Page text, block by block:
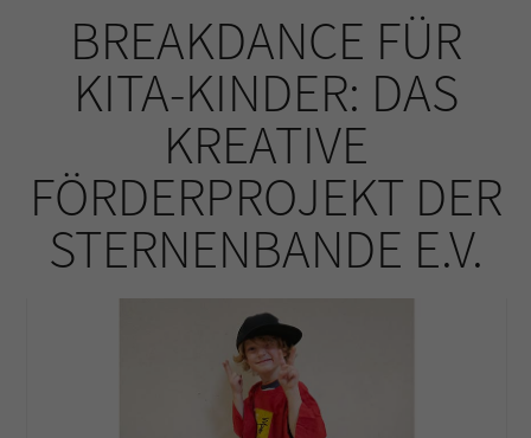
BREAKDANCE FÜR
KITA-KINDER: DAS
KREATIVE
FÖRDERPROJEKT DER
STERNENBANDE E.V.